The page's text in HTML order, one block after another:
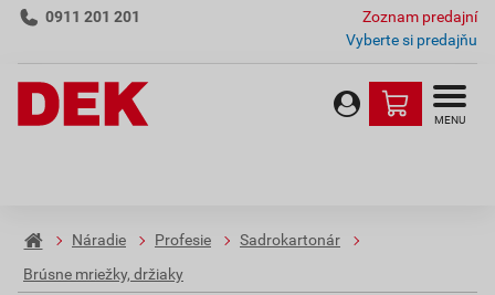
0911 201 201
Zoznam predajní
Vyberte si predajňu
MENU
Náradie Profesie
Sadrokartonár
Brúsne mriežky, držiaky